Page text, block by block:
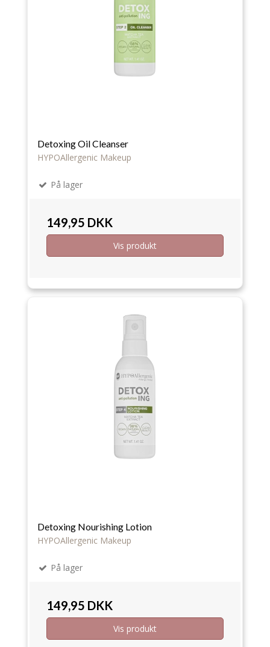
Detoxing Oil Cleanser
HYPOAllergenic Makeup
På lager
149,95 DKK
Vis produkt
Detoxing Nourishing Lotion
HYPOAllergenic Makeup
På lager
149,95 DKK
Vis produkt